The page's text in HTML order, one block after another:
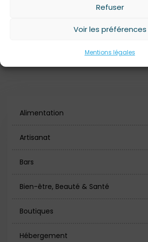
Refuser
Voir les préférences
Mentions légales
Adoptez vos canards en cliquant sur le
gauche de cette page.
Alimentation
Artisanat
Bars
Bien-être, Beauté & Santé
Boutiques
Hébergement